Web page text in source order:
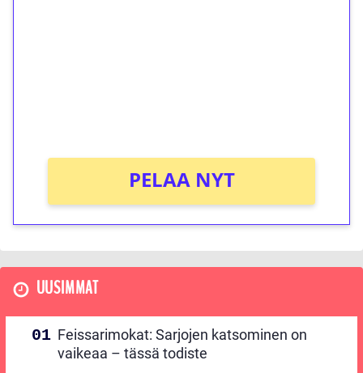
PELAA NYT
UUSIMMAT
Feissarimokat: Sarjojen katsominen on
vaikeaa – tässä todiste